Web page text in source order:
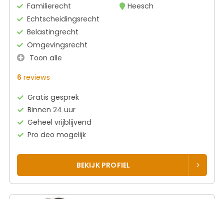
Familierecht
Echtscheidingsrecht
Belastingrecht
Omgevingsrecht
Toon alle
Heesch
6 reviews
Gratis gesprek
Binnen 24 uur
Geheel vrijblijvend
Pro deo mogelijk
BEKIJK PROFIEL